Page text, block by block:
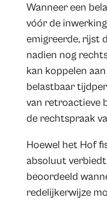
Wanneer een
vóór de
emigreerde, rijst
nadien nog
kan koppelen
belastbaar
van retroactieve
de rechtspraak
Hoewel het Hof
absoluut
beoordeeld
redelijkerwijze